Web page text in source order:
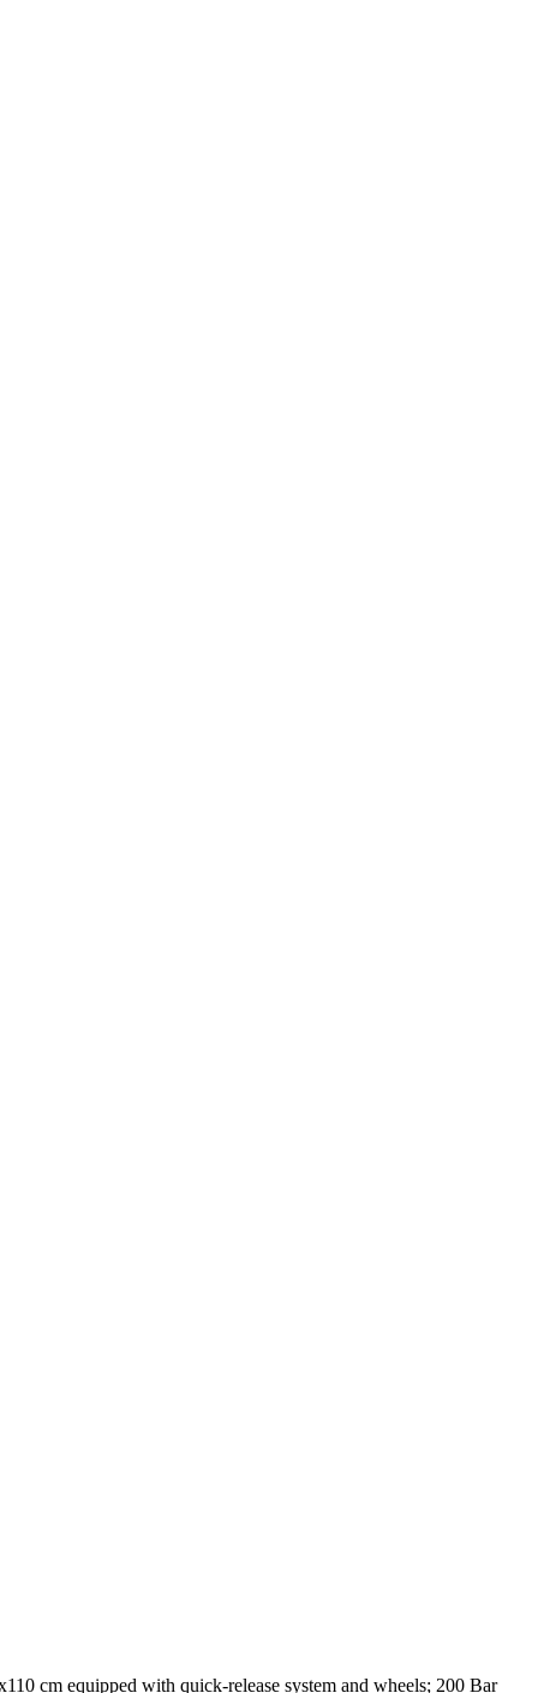
cm equipped with quick-release system and wheels; 200 Bar